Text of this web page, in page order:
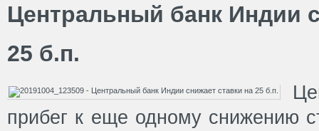
Центральный банк Индии
25 б.п.
прибег к еще одному снижению